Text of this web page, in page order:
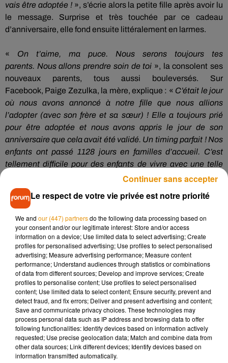
vais être adoptée ! », s’écrie alors la petite fille après avoir lu
le message.
Surprise et très touchée par ce cadeau
d’anniversaire, elle fond ensuite littéralement en larmes.
« On t’aime, ma puce. Nous serons toujours tes
parents. Nous allons prendre soin de toi », la consolent ses
nouveaux parents, tous aussi bouleversés.
Sur
Facebook, Paige Zezulka, la mère, explique : « C’était le jour
où nous avons annoncé à notre fille que nous allions
l’adopter (avec son frère et sa sœur) !Elle a toujours prié
pour être adoptée et nous avons appris le jour de son
anniversaire que cela avait été validé. Un timing parfait !Nos
enfants ont passé 1128 jours en familles d’accueil. C’est
tellement difficile pour des enfants de vivre avec une telle
Le respect de votre vie privée est notre priorité
We and our (447) partnersdo the following data processing based on
your consent and/or our legitimate interest: Store and/or access
information on a device; Use limited data to select advertising; Create
profiles for personalised advertising; Use profiles to select personalised
advertising; Measure advertising performance; Measure content
performance; Understand audiences through statistics or combinations
of data from different sources; Develop and improve services; Create
profiles to personalise content; Use profiles to select personalised
content; Use limited data to select content; Ensure security, prevent and
detect fraud, and fix errors; Deliver and present advertising and content;
Save and communicate privacy choices. These technologies may
process personal data such as IP address and browsing data to offer
following functionalities: Identify devices based on information actively
requested; Use precise geolocation data; Match and combine data from
other data sources; Link different devices; Identify devices based on
information transmitted automatically.
Continuer sans accepter